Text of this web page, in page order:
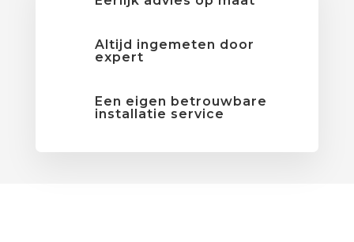
Altijd ingemeten door
expert
Een eigen betrouwbare
installatie service